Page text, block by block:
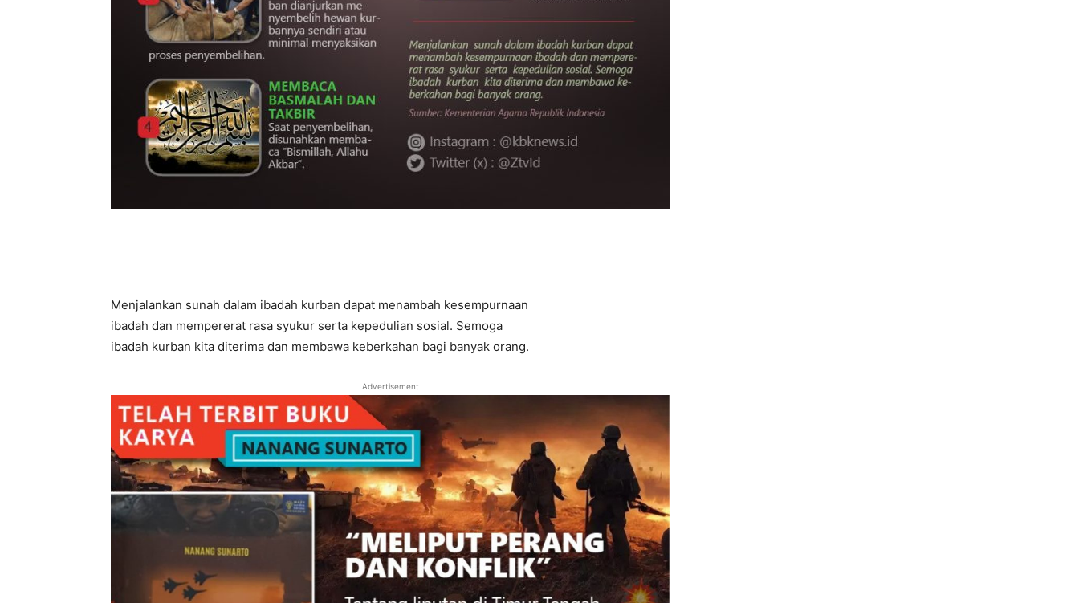
Menjalankan sunah dalam ibadah kurban dapat menambah kesempurnaan
ibadah dan mempererat rasa syukur serta kepedulian sosial. Semoga
ibadah kurban kita diterima dan membawa keberkahan bagi banyak orang.
Advertisement